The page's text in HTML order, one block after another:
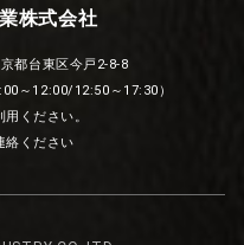
株式会社
都台東区今戸2-8-8
～12:00/12:50～17:30）
ください。
絡ください